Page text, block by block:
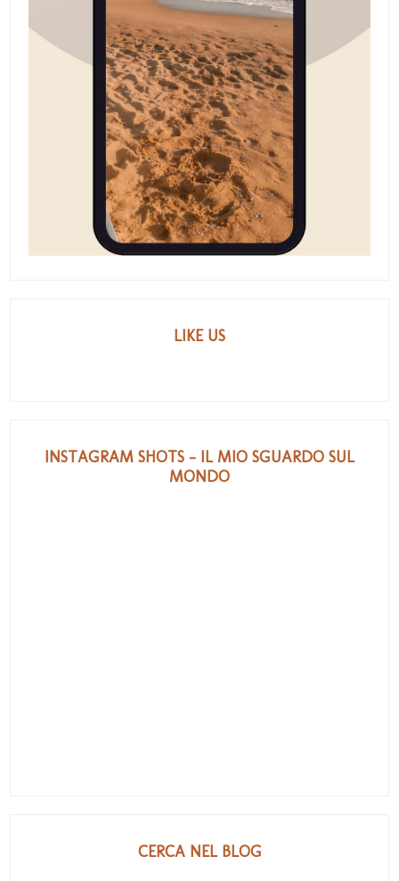
LIKE US
INSTAGRAM SHOTS - IL MIO SGUARDO SUL
MONDO
CERCA NEL BLOG